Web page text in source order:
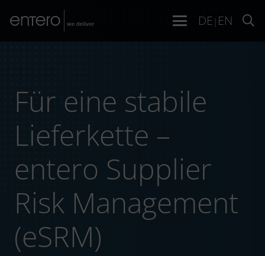
DE | EN
Für eine stabile
Lieferkette –
entero Supplier
Risk Management
(eSRM)